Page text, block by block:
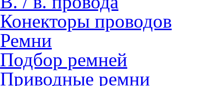
Конекторы проводов
Ремни
Подбор ремней
Приводные ремни